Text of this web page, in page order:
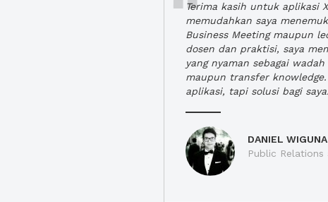
Terima kasih untuk aplikasi
memudahkan saya
Business Meeting maupun
dosen dan praktisi, saya
yang nyaman sebagai
maupun transfer knowledge.
aplikasi, tapi solusi bagi saya.
DANIEL WIGUNA
Public Relations